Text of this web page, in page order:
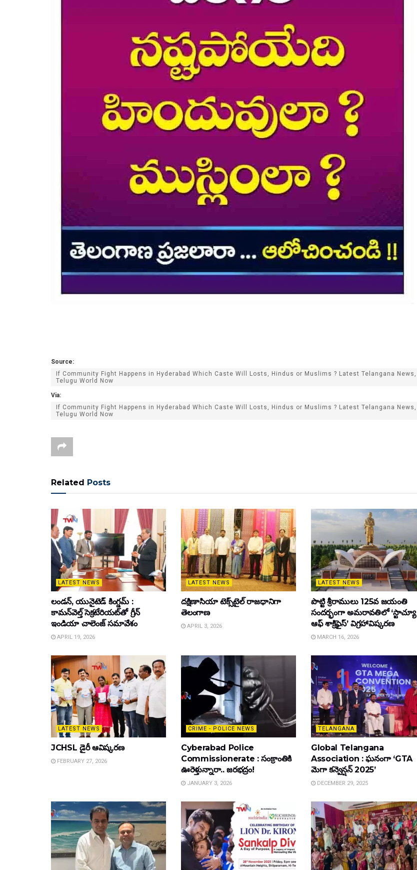
Source:
If Community Fight Happens in Hyderabad Which Caste Will Losts, Hindus or Muslims ? Latest Telangana News,
Telugu World Now
Via:
If Community Fight Happens in Hyderabad Which Caste Will Losts, Hindus or Muslims ? Latest Telangana News,
Telugu World Now
Related Posts
LATEST NEWS
లండన్, యునైటెడ్ కింగ్డమ్ :
కామన్‌వెల్త్ సెక్రటేరియట్‌తో గ్రీన్
ఇండియా చాలెంజ్ సమావేశం
APRIL 19, 2026
LATEST NEWS
దక్షిణాసియా టెక్స్‌టైల్ రాజధానిగా
తెలంగాణ
APRIL 3, 2026
LATEST NEWS
పొట్టి శ్రీరాములు 125వ జయంతి
సందర్భంగా అమరావతిలో ‘స్టాచ్యూ
ఆఫ్ శాక్రిఫైస్’ విగ్రహావిష్కరణ
MARCH 16, 2026
LATEST NEWS
JCHSL డైరీ ఆవిష్కరణ
FEBRUARY 27, 2026
CRIME - POLICE NEWS
Cyberabad Police
Commissionerate : సంక్రాంతికి
ఊరెళ్తున్నారా.. జరభద్రం!
JANUARY 3, 2026
TELANGANA
Global Telangana
Association : ఘనంగా ‘GTA
మెగా కన్వెన్షన్ 2025’
DECEMBER 29, 2025